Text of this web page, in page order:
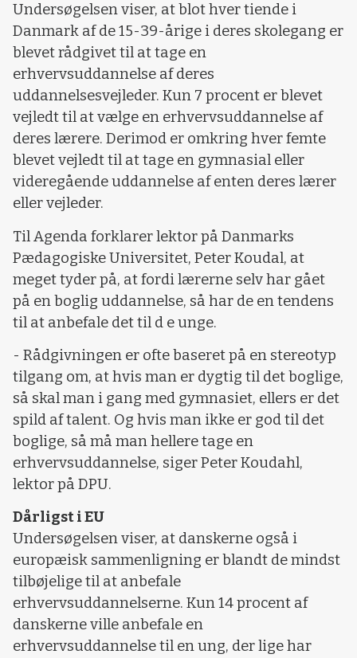
Undersøgelsen viser, at blot hver tiende i
Danmark af de 15-39-årige i deres skolegang er
blevet rådgivet til at tage en
erhvervsuddannelse af deres
uddannelsesvejleder. Kun 7 procent er blevet
vejledt til at vælge en erhvervsuddannelse af
deres lærere. Derimod er omkring hver femte
blevet vejledt til at tage en gymnasial eller
videregående uddannelse af enten deres lærer
eller vejleder.
Til Agenda forklarer lektor på Danmarks
Pædagogiske Universitet, Peter Koudal, at
meget tyder på, at fordi lærerne selv har gået
på en boglig uddannelse, så har de en tendens
til at anbefale det til d e unge.
- Rådgivningen er ofte baseret på en stereotyp
tilgang om, at hvis man er dygtig til det boglige,
så skal man i gang med gymnasiet, ellers er det
spild af talent. Og hvis man ikke er god til det
boglige, så må man hellere tage en
erhvervsuddannelse, siger Peter Koudahl,
lektor på DPU.
Dårligst i EU
Undersøgelsen viser, at danskerne også i
europæisk sammenligning er blandt de mindst
tilbøjelige til at anbefale
erhvervsuddannelserne. Kun 14 procent af
danskerne ville anbefale en
erhvervsuddannelse til en ung, der lige har